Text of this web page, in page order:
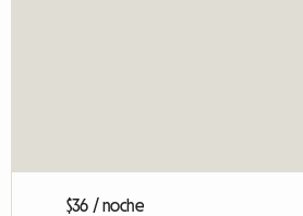
$36 / noche